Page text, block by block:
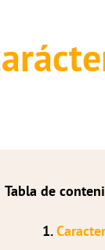
Tabla de
1.